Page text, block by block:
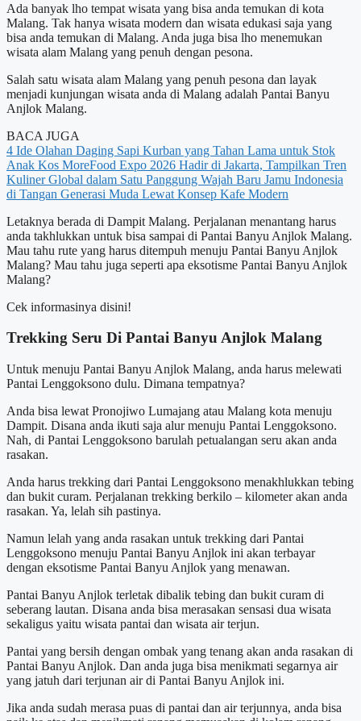
Ada banyak lho tempat wisata yang bisa anda temukan di kota
Malang. Tak hanya wisata modern dan wisata edukasi saja yang
bisa anda temukan di Malang. Anda juga bisa lho menemukan
wisata alam Malang yang penuh dengan pesona.
Salah satu wisata alam Malang yang penuh pesona dan layak
menjadi kunjungan wisata anda di Malang adalah Pantai Banyu
Anjlok Malang.
BACA JUGA
4 Ide Olahan Daging Sapi Kurban yang Tahan Lama untuk Stok
Anak Kos MoreFood Expo 2026 Hadir di Jakarta, Tampilkan Tren
Kuliner Global dalam Satu Panggung Wajah Baru Jamu Indonesia
di Tangan Generasi Muda Lewat Konsep Kafe Modern
Letaknya berada di Dampit Malang. Perjalanan menantang harus
anda takhlukkan untuk bisa sampai di Pantai Banyu Anjlok Malang.
Mau tahu rute yang harus ditempuh menuju Pantai Banyu Anjlok
Malang? Mau tahu juga seperti apa eksotisme Pantai Banyu Anjlok
Malang?
Cek informasinya disini!
Trekking Seru Di Pantai Banyu Anjlok Malang
Untuk menuju Pantai Banyu Anjlok Malang, anda harus melewati
Pantai Lenggoksono dulu. Dimana tempatnya?
Anda bisa lewat Pronojiwo Lumajang atau Malang kota menuju
Dampit. Disana anda ikuti saja alur menuju Pantai Lenggoksono.
Nah, di Pantai Lenggoksono barulah petualangan seru akan anda
rasakan.
Anda harus trekking dari Pantai Lenggoksono menakhlukkan tebing
dan bukit curam. Perjalanan trekking berkilo – kilometer akan anda
rasakan. Ya, lelah sih pastinya.
Namun lelah yang anda rasakan untuk trekking dari Pantai
Lenggoksono menuju Pantai Banyu Anjlok ini akan terbayar
dengan eksotisme Pantai Banyu Anjlok yang menawan.
Pantai Banyu Anjlok terletak dibalik tebing dan bukit curam di
seberang lautan. Disana anda bisa merasakan sensasi dua wisata
sekaligus yaitu wisata pantai dan wisata air terjun.
Pantai yang bersih dengan ombak yang tenang akan anda rasakan di
Pantai Banyu Anjlok. Dan anda juga bisa menikmati segarnya air
yang jatuh dari terjunan air di Pantai Banyu Anjlok ini.
Jika anda sudah merasa puas di pantai dan air terjunnya, anda bisa